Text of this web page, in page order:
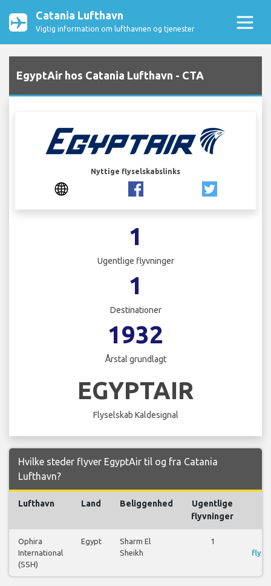
Catania Lufthavn
Vigtig information om lufthavnen og tjenester
EgyptAir hos Catania Lufthavn - CTA
Nyttige flyselskabslinks
1
Ugentlige flyvninger
1
Destinationer
1932
Årstal grundlagt
EGYPTAIR
Flyselskab Kaldesignal
Hvilke steder flyver EgyptAir til og fra Catania
Lufthavn?
Lufthavn Land Beliggenhed
Ugentlige
flyvninger
Ophira
International
(SSH)
Egypt
Sharm El
Sheikh
1